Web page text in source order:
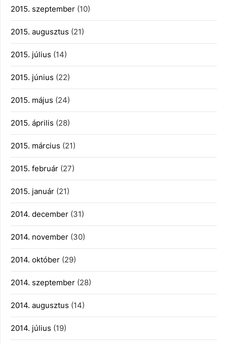
2015. szeptember (10)
2015. augusztus (21)
2015. július (14)
2015. június (22)
2015. május (24)
2015. április (28)
2015. március (21)
2015. február (27)
2015. január (21)
2014. december (31)
2014. november (30)
2014. október (29)
2014. szeptember (28)
2014. augusztus (14)
2014. július (19)